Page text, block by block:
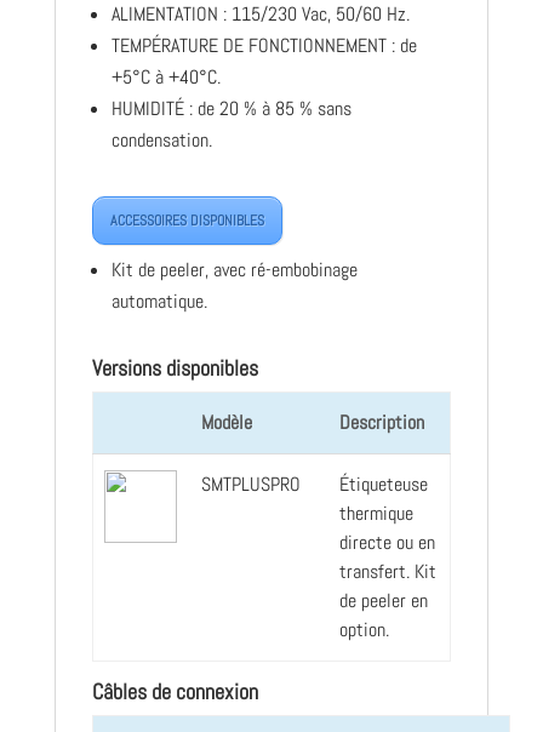
ALIMENTATION : 115/230 Vac, 50/60 Hz.
TEMPÉRATURE DE FONCTIONNEMENT : de
+5°C à +40°C.
HUMIDITÉ : de 20 % à 85 % sans
condensation.
ACCESSOIRES DISPONIBLES
Kit de peeler, avec ré-embobinage
automatique.
Versions disponibles
Modèle Description
SMTPLUSPRO
Étiqueteuse
thermique
directe ou en
transfert. Kit
de peeler en
option.
Câbles de connexion